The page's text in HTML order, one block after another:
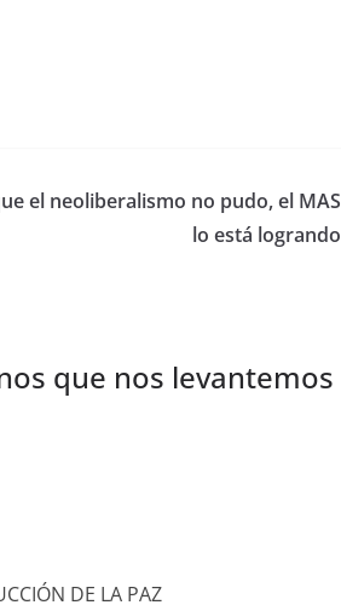
el neoliberalismo no pudo, el MAS
lo está logrando
que nos levantemos
DE LA PAZ